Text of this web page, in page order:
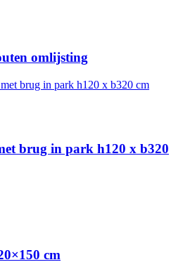
omlijsting
brug in park h120 x b320
cm